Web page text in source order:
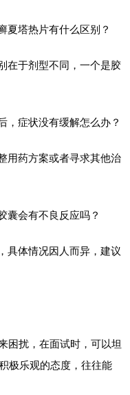
夏塔热片有什么区别？
在于剂型不同，一个是胶
，症状没有缓解怎么办？
用药方案或者寻求其他治
囊会有不良反应吗？
具体情况因人而异，建议
困扰，在面试时，可以坦
极乐观的态度，往往能